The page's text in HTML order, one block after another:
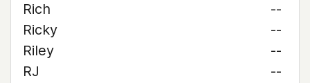
Rich
--
Ricky
--
Riley
--
RJ
--